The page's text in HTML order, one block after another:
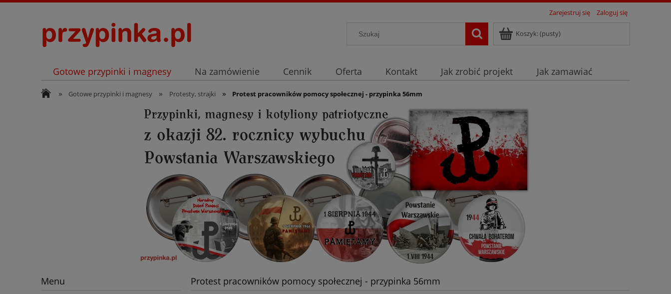
Zarejestruj się Zaloguj się
Koszyk:(pusty)
Gotowe przypinki i magnesy Na zamówienie Cennik Oferta Kontakt Jak zrobić projekt
Jak zamawiać
Archiwum
Listopad
» Gotowe przypinki i magnesy » Protesty, strajki » Protest pracowników pomocy społecznej - przypinka 56mm
Menu Protest pracowników pomocy społecznej - przypinka 56mm